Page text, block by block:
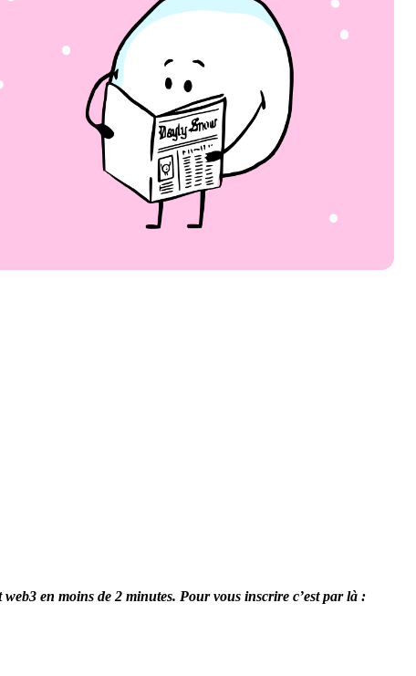
en moins de 2 minutes. Pour vous inscrire c’est par là :